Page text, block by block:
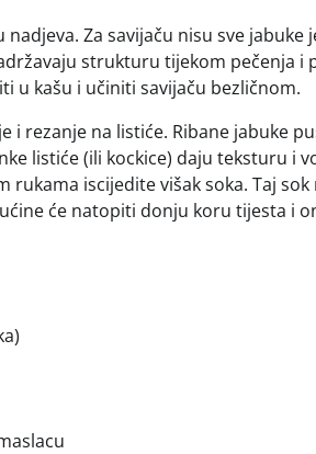
Za savijaču nisu sve jabuke
strukturu tijekom pečenja i
u kašu i učiniti savijaču bezličnom.
i rezanje na listiće. Ribane jabuke
listiće (ili kockice) daju teksturu i
iscijedite višak soka. Taj
će natopiti donju koru tijesta i